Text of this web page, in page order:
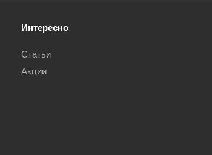
Интересно
Статьи
Акции